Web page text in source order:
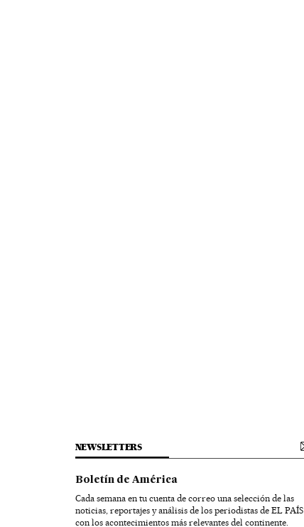
NEWSLETTERS
Boletín de América
Cada semana en tu cuenta de correo una selección de las
noticias, reportajes y análisis de los periodistas de EL PAÍS
con los acontecimientos más relevantes del continente.